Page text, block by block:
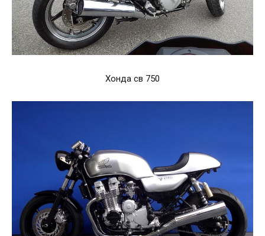
Хонда св 750